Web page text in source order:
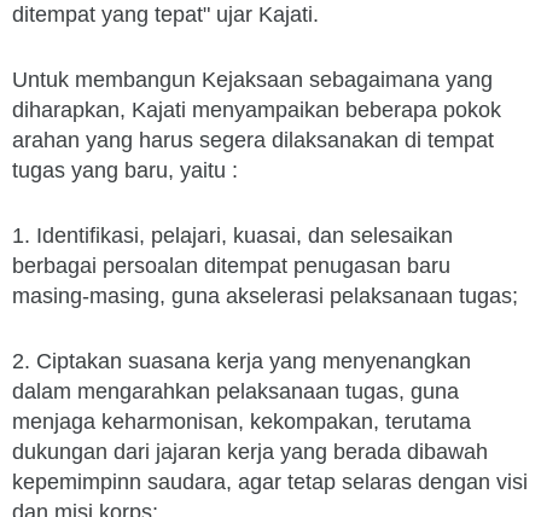
ditempat yang tepat" ujar Kajati.
Untuk membangun Kejaksaan sebagaimana yang
diharapkan, Kajati menyampaikan beberapa pokok
arahan yang harus segera dilaksanakan di tempat
tugas yang baru, yaitu :
1. Identifikasi, pelajari, kuasai, dan selesaikan
berbagai persoalan ditempat penugasan baru
masing-masing, guna akselerasi pelaksanaan tugas;
2. Ciptakan suasana kerja yang menyenangkan
dalam mengarahkan pelaksanaan tugas, guna
menjaga keharmonisan, kekompakan, terutama
dukungan dari jajaran kerja yang berada dibawah
kepemimpinn saudara, agar tetap selaras dengan visi
dan misi korps;